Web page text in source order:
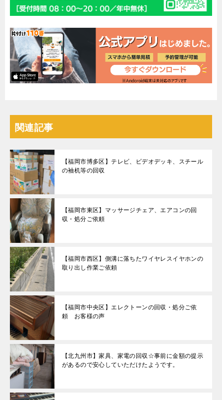
関連記事
【福岡市博多区】テレビ、ビデオデッキ、スチール
の袖机等の回収
【福岡市東区】マッサージチェア、エアコンの回
収・処分ご依頼
【福岡市西区】側溝に落ちたワイヤレスイヤホンの
取り出し作業ご依頼
【福岡市中央区】エレクトーンの回収・処分ご依
頼 お客様の声
【北九州市】家具、家電の回収☆事前に金額の提示
があるので安心していただけたようです。